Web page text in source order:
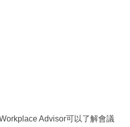
Advisor可以了解會議